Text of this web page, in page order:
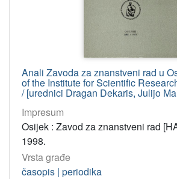
Anali Zavoda za znanstveni rad u
of the Institute for Scientific
/ [urednici Dragan Dekaris, Julijo
Impresum
Osijek : Zavod za znanstveni rad
1998.
Vrsta građe
časopis | periodika